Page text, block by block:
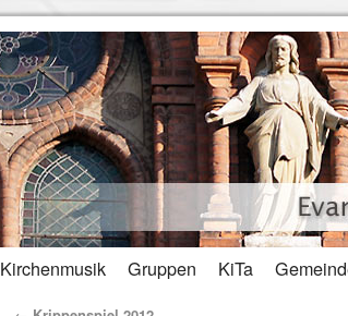
Kirchenmusik Gruppen KiTa